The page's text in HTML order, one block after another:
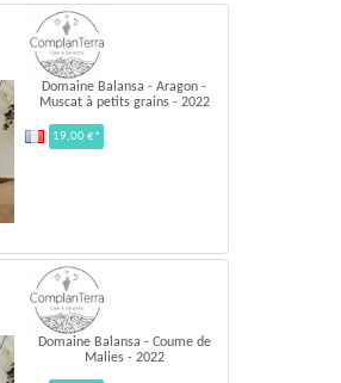
Domaine Balansa - Aragon -
Muscat à petits grains - 2022
19,00 €*
Domaine Balansa - Coume de
Malies - 2022